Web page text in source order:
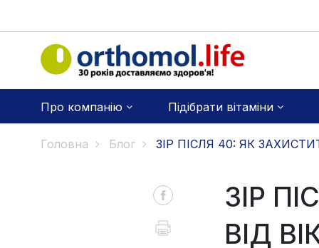
Про компанію Підібрати вітаміни
Головна Блог ЗІР ПІСЛЯ 40: ЯК
ЗІР
ВІД